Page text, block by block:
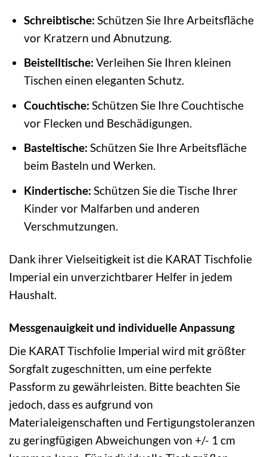
Schreibtische: Schützen Sie Ihre Arbeitsfläche
vor Kratzern und Abnutzung.
Beistelltische: Verleihen Sie Ihren kleinen
Tischen einen eleganten Schutz.
Couchtische: Schützen Sie Ihre Couchtische
vor Flecken und Beschädigungen.
Basteltische: Schützen Sie Ihre Arbeitsfläche
beim Basteln und Werken.
Kindertische: Schützen Sie die Tische Ihrer
Kinder vor Malfarben und anderen
Verschmutzungen.
Dank ihrer Vielseitigkeit ist die KARAT Tischfolie
Imperial ein unverzichtbarer Helfer in jedem
Haushalt.
Messgenauigkeit und individuelle Anpassung
Die KARAT Tischfolie Imperial wird mit größter
Sorgfalt zugeschnitten, um eine perfekte
Passform zu gewährleisten. Bitte beachten Sie
jedoch, dass es aufgrund von
Materialeigenschaften und Fertigungstoleranzen
zu geringfügigen Abweichungen von +/- 1 cm